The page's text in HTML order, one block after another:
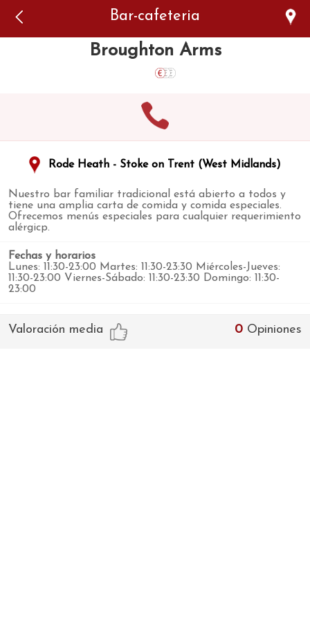
Bar-cafeteria
Broughton Arms
Rode Heath - Stoke on Trent (West Midlands)
Nuestro bar familiar tradicional está abierto a todos y
tiene una amplia carta de comida y comida especiales.
Ofrecemos menús especiales para cualquier requerimiento
alérgicp.
Fechas y horarios
Lunes: 11:30-23:00 Martes: 11:30-23:30 Miércoles-Jueves:
11:30-23:00 Viernes-Sábado: 11:30-23:30 Domingo: 11:30-
23:00
0 Opiniones
Valoración media
Error: The domain WWW.VIAJARSINGLUTEN.COM is not
authorized to show the cookie declaration for domain group
ID 546ddaab-b478-4440-aa8a-3b0205284212. Please add it to
the domain group in the Cookiebot Manager to authorize